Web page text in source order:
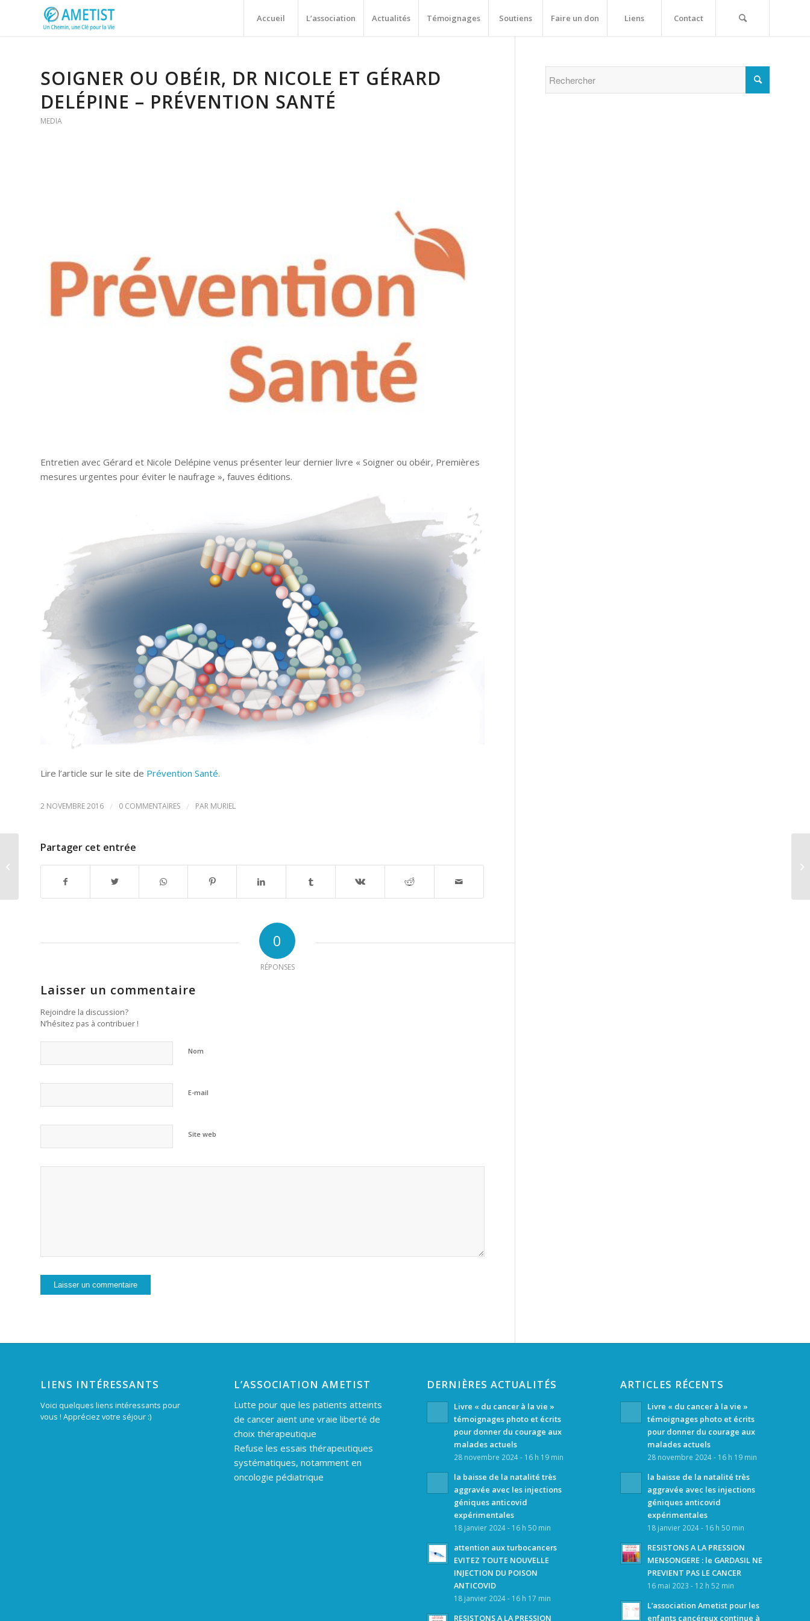
Accueil L’association Actualités Témoignages Soutiens Faire un don Liens Contact
SOIGNER OU OBÉIR, DR NICOLE ET GÉRARD
DELÉPINE – PRÉVENTION SANTÉ
MEDIA
Entretien avec Gérard et Nicole Delépine venus présenter leur dernier livre « Soigner ou obéir, Premières
mesures urgentes pour éviter le naufrage », fauves éditions.
Lire l’article sur le site de Prévention Santé.
2 NOVEMBRE 2016 / 0 COMMENTAIRES / PAR MURIEL
Partager cet entrée
0
RÉPONSES
Laisser un commentaire
Rejoindre la discussion?
N’hésitez pas à contribuer !
Nom
E-mail
Site web
LIENS INTÉRESSANTS
Voici quelques liens intéressants pour
vous ! Appréciez votre séjour :)
L’ASSOCIATION AMETIST
Lutte pour que les patients atteints
de cancer aient une vraie liberté de
choix thérapeutique
Refuse les essais thérapeutiques
systématiques, notamment en
oncologie pédiatrique
DERNIÈRES ACTUALITÉS
Livre « du cancer à la vie »
témoignages photo et écrits
pour donner du courage aux
malades actuels
28 novembre 2024 - 16 h 19 min
la baisse de la natalité très
aggravée avec les injections
géniques anticovid
expérimentales
18 janvier 2024 - 16 h 50 min
attention aux turbocancers
EVITEZ TOUTE NOUVELLE
INJECTION DU POISON
ANTICOVID
18 janvier 2024 - 16 h 17 min
RESISTONS A LA PRESSION
ARTICLES RÉCENTS
Livre « du cancer à la vie »
témoignages photo et écrits
pour donner du courage aux
malades actuels
28 novembre 2024 - 16 h 19 min
la baisse de la natalité très
aggravée avec les injections
géniques anticovid
expérimentales
18 janvier 2024 - 16 h 50 min
RESISTONS A LA PRESSION
MENSONGERE : le GARDASIL NE
PREVIENT PAS LE CANCER
16 mai 2023 - 12 h 52 min
L’association Ametist pour les
enfants cancéreux continue à
Soigner ou obéir, le